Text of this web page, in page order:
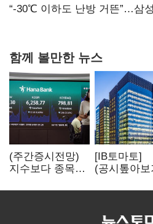
없어”
“-30℃ 이하도 난방 거뜬”…삼
함께 볼만한 뉴스
(주간증시전망)
지수보다 종목…
이어진다
[IB토마토]
(공시톺아보
바로 매출로